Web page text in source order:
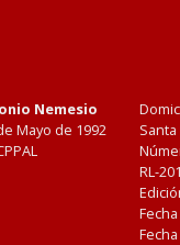
Nemesio
Mayo de 1992
Santa
RL-